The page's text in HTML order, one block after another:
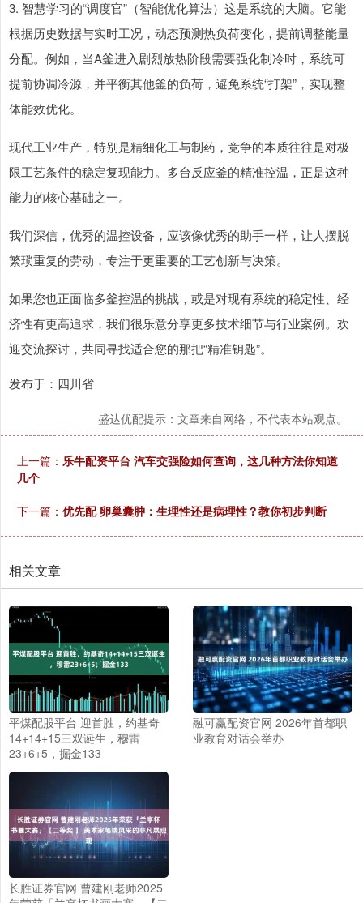
3. 智慧学习的“调度官”（智能优化算法）这是系统的大脑。它能
根据历史数据与实时工况，动态预测热负荷变化，提前调整能量
分配。例如，当A釜进入剧烈放热阶段需要强化制冷时，系统可
提前协调冷源，并平衡其他釜的负荷，避免系统“打架”，实现整
体能效优化。
现代工业生产，特别是精细化工与制药，竞争的本质往往是对极
限工艺条件的稳定复现能力。多台反应釜的精准控温，正是这种
能力的核心基础之一。
我们深信，优秀的温控设备，应该像优秀的助手一样，让人摆脱
繁琐重复的劳动，专注于更重要的工艺创新与决策。
如果您也正面临多釜控温的挑战，或是对现有系统的稳定性、经
济性有更高追求，我们很乐意分享更多技术细节与行业案例。欢
迎交流探讨，共同寻找适合您的那把“精准钥匙”。
发布于：四川省
盛达优配提示：文章来自网络，不代表本站观点。
上一篇： 乐牛配资平台 汽车交强险如何查询，这几种方法你知道
几个
下一篇： 优先配 卵巢囊肿：生理性还是病理性？教你初步判断
相关文章
平煤配股平台 迎首胜，约基奇
14+14+15三双诞生，穆雷
23+6+5，掘金133
融可赢配资官网 2026年首都职
业教育对话会举办
长胜证券官网 曹建刚老师2025